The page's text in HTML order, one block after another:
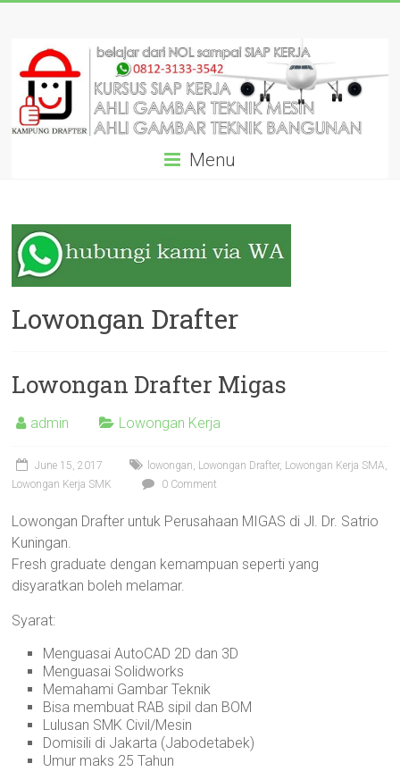
contentKURSUS
AUTOCAD
DRAFTER
SIAP
DARI
AHLINYA:
GARANSI
SAMPAI
Pelatihan
2D
Sketchup,
Enscape,
Solidworks,
Inventor,
RAB,
Ahli
Teknik
Mesin,
Arsitektur
dan
Interior,
Bandung,
Menu
Lowongan Drafter
Lowongan Drafter Migas
admin Lowongan Kerja
June 15, 2017 lowongan, Lowongan Drafter, Lowongan Kerja SMA,
Lowongan Kerja SMK
0 Comment
Lowongan Drafter untuk Perusahaan MIGAS di Jl. Dr. Satrio
Kuningan.
Fresh graduate dengan kemampuan seperti yang
disyaratkan boleh melamar.
Syarat:
Menguasai AutoCAD 2D dan 3D
Menguasai Solidworks
Memahami Gambar Teknik
Bisa membuat RAB sipil dan BOM
Lulusan SMK Civil/Mesin
Domisili di Jakarta (Jabodetabek)
Umur maks 25 Tahun